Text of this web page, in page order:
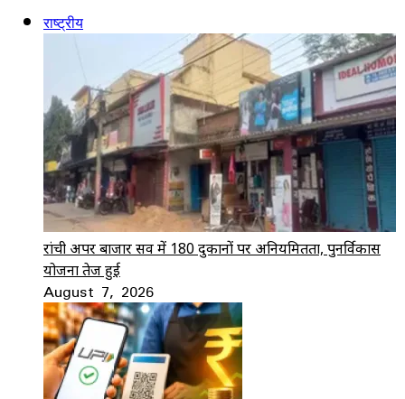
राष्ट्रीय
रांची अपर बाजार सर्वे में 180 दुकानों पर अनियमितता, पुनर्विकास
योजना तेज हुई
August 7, 2026